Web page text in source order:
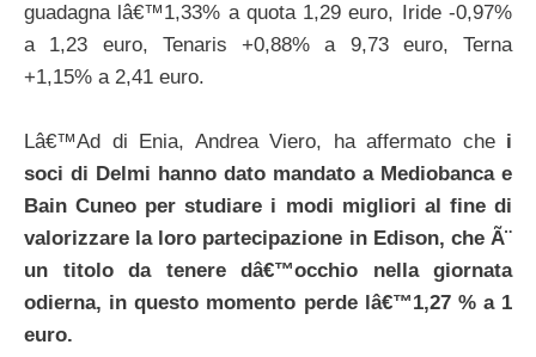
guadagna lâ€™1,33% a quota 1,29 euro, Iride -0,97%
a 1,23 euro, Tenaris +0,88% a 9,73 euro, Terna
+1,15% a 2,41 euro.
Lâ€™Ad di Enia, Andrea Viero, ha affermato che i
soci di Delmi hanno dato mandato a Mediobanca e
Bain Cuneo per studiare i modi migliori al fine di
valorizzare la loro partecipazione in Edison, che Ã¨
un titolo da tenere dâ€™occhio nella giornata
odierna, in questo momento perde lâ€™1,27 % a 1
euro.